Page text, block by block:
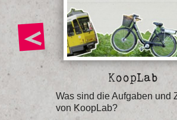
KoopLab
Was sind die Aufgaben und
von KoopLab?